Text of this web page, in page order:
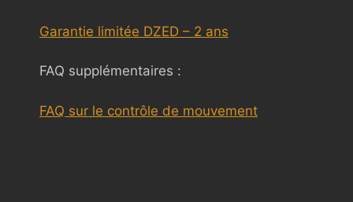
Garantie limitée DZED – 2 ans
FAQ supplémentaires :
FAQ sur le contrôle de mouvement